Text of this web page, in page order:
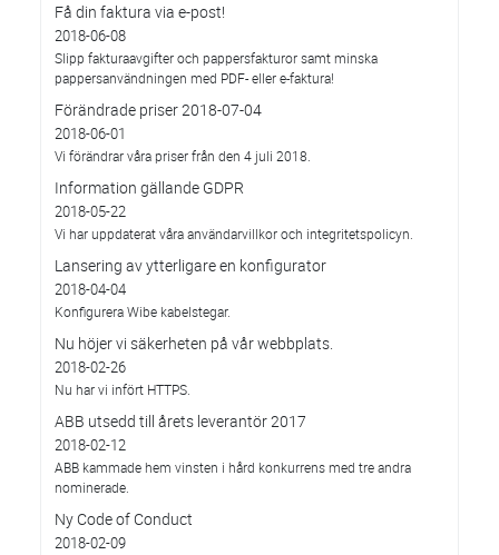
Få din faktura via e-post!
2018-06-08
Slipp fakturaavgifter och pappersfakturor samt minska
pappersanvändningen med PDF- eller e-faktura!
Förändrade priser 2018-07-04
2018-06-01
Vi förändrar våra priser från den 4 juli 2018.
Information gällande GDPR
2018-05-22
Vi har uppdaterat våra användarvillkor och integritetspolicyn.
Lansering av ytterligare en konfigurator
2018-04-04
Konfigurera Wibe kabelstegar.
Nu höjer vi säkerheten på vår webbplats.
2018-02-26
Nu har vi infört HTTPS.
ABB utsedd till årets leverantör 2017
2018-02-12
ABB kammade hem vinsten i hård konkurrens med tre andra
nominerade.
Ny Code of Conduct
2018-02-09